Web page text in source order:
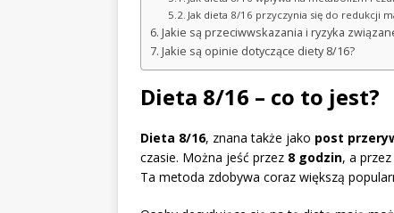
Jak dieta 8/16 przyczynia się do redukcji
Jakie są przeciwwskazania i ryzyka
Jakie są opinie dotyczące diety 8/16?
Dieta 8/16 – co to jest?
Dieta 8/16, znana także jako post
czasie. Można jeść przez 8 godzin, a
Ta metoda zdobywa coraz większą